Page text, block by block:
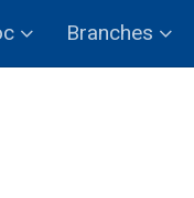
Branches